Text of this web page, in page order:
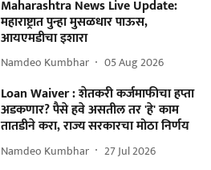
Maharashtra News Live Update:
महाराष्ट्रात पुन्हा मुसळधार पाऊस,
आयएमडीचा इशारा
Namdeo Kumbhar 05 Aug 2026
Loan Waiver : शेतकरी कर्जमाफीचा हप्ता
अडकणार? पैसे हवे असतील तर 'हे' काम
तातडीने करा, राज्य सरकारचा मोठा निर्णय
Namdeo Kumbhar 27 Jul 2026